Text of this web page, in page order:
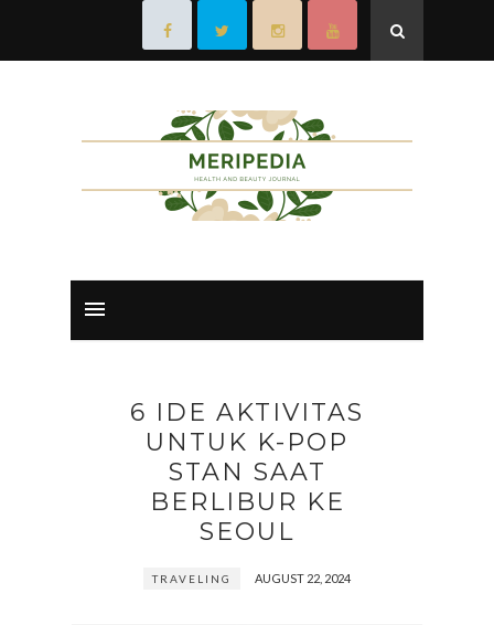
6 IDE AKTIVITAS
UNTUK K-POP
STAN SAAT
BERLIBUR KE
SEOUL
TRAVELING AUGUST 22, 2024